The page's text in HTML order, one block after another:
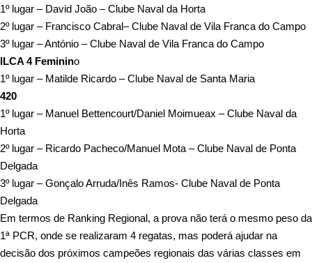
1º lugar – David João – Clube Naval da Horta
2º lugar – Francisco Cabral– Clube Naval de Vila Franca do Campo
3º lugar – António – Clube Naval de Vila Franca do Campo
ILCA 4 Feminino
1º lugar – Matilde Ricardo – Clube Naval de Santa Maria
420
1º lugar – Manuel Bettencourt/Daniel Moimueax – Clube Naval da
Horta
2º lugar – Ricardo Pacheco/Manuel Mota – Clube Naval de Ponta
Delgada
3º lugar – Gonçalo Arruda/Inês Ramos- Clube Naval de Ponta
Delgada
Em termos de Ranking Regional, a prova não terá o mesmo peso da
1ª PCR, onde se realizaram 4 regatas, mas poderá ajudar na
decisão dos próximos campeões regionais das várias classes em